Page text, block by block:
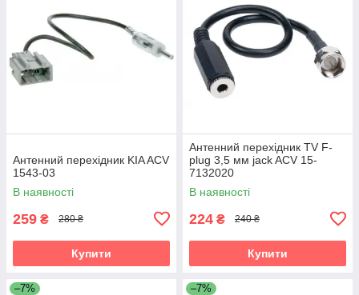
Антенний перехідник KIA ACV
1543-03
В наявності
259 ₴ 280 ₴
Купити
Антенний перехідник TV F-
plug 3,5 мм jack ACV 15-
7132020
В наявності
224 ₴ 240 ₴
Купити
–7% –7%